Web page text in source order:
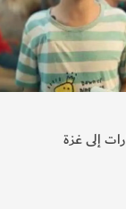
إلى غزة